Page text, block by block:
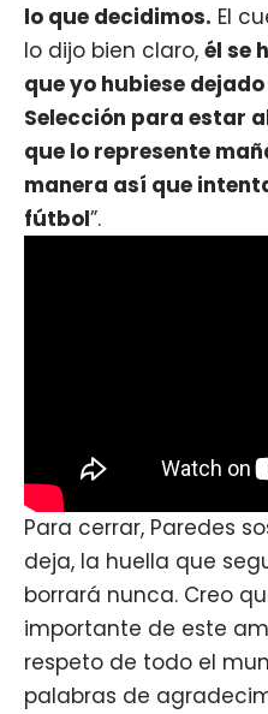
lo que decidimos. El
lo dijo bien claro, él se
que yo hubiese
Selección para estar
que lo represente
manera así que
fútbol”.
Para cerrar, Paredes
deja, la huella que
borrará nunca. Creo
importante de este
respeto de todo el
palabras de